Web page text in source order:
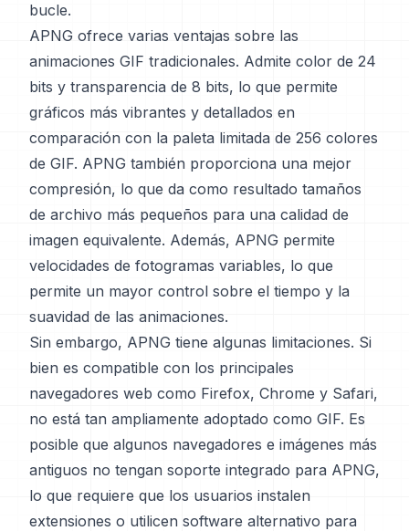
bucle.
APNG ofrece varias ventajas sobre las
animaciones GIF tradicionales. Admite color de 24
bits y transparencia de 8 bits, lo que permite
gráficos más vibrantes y detallados en
comparación con la paleta limitada de 256 colores
de GIF. APNG también proporciona una mejor
compresión, lo que da como resultado tamaños
de archivo más pequeños para una calidad de
imagen equivalente. Además, APNG permite
velocidades de fotogramas variables, lo que
permite un mayor control sobre el tiempo y la
suavidad de las animaciones.
Sin embargo, APNG tiene algunas limitaciones. Si
bien es compatible con los principales
navegadores web como Firefox, Chrome y Safari,
no está tan ampliamente adoptado como GIF. Es
posible que algunos navegadores e imágenes más
antiguos no tengan soporte integrado para APNG,
lo que requiere que los usuarios instalen
extensiones o utilicen software alternativo para